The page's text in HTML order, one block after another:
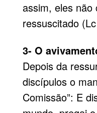
assim, eles
ressuscitado
3- O
Depois da
discípulos o
Comissão”: E